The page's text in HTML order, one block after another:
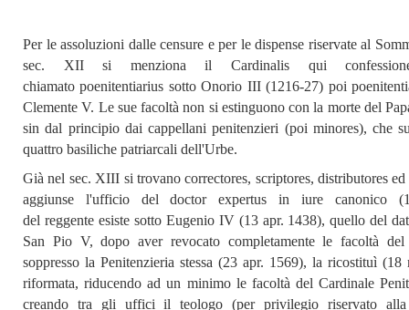
+
RIVISTE
+
CEI
AUTORI VARI
Per le assoluzioni dalle censure e per le dispense riservate al
sec. XII si menziona il Cardinalis qui
chiamatopoenitentiarius sotto Onorio III (1216-27) poi
Clemente V. Le sue facoltà non si estinguono con la morte del
sin dal principio dai cappellani penitenzieri (poi minores), che
quattro basiliche patriarcali dell'Urbe.
Già nel sec. XIII si trovanocorrectores, scriptores, distributores
aggiunse l'ufficio deldoctor expertus in iure canonico
del reggenteesiste sotto Eugenio IV (13 apr. 1438), quello del
San Pio V, dopo aver revocato completamente le facoltà del
soppresso la Penitenzieria stessa (23 apr. 1569), la ricostituì (18
riformata, riducendo ad un minimo le facoltà del Cardinale
creando tra gli uffici ilteologo (per privilegio riservato